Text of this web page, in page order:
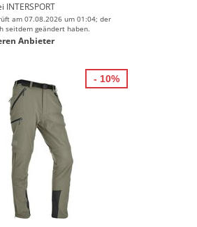
INTERSPORT
am 07.08.2026 um 01:04; der
seitdem geändert haben.
Anbieter
- 10%